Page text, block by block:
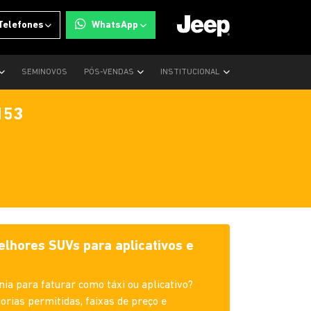
WhatsApp
SEMINOVOS PÓS-VENDAS INSTITUCIONAL
SUVs para aplicativos e
para faturar como táxi ou aplicativo?
permitidas, faixas de preço e